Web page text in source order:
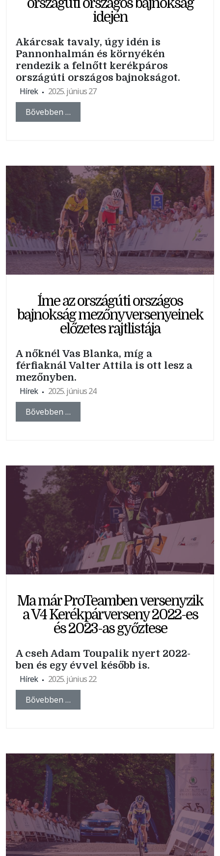
országúti országos bajnokság
idején
Akárcsak tavaly, úgy idén is
Pannonhalmán és környékén
rendezik a felnőtt kerékpáros
országúti országos bajnokságot.
Hírek
2025. június 27
Bővebben …
Íme az országúti országos
bajnokság mezőnyversenyeinek
előzetes rajtlistája
A nőknél Vas Blanka, míg a
férfiaknál Valter Attila is ott lesz a
mezőnyben.
Hírek
2025. június 24
Bővebben …
Ma már ProTeamben versenyzik
a V4 Kerékpárverseny 2022-es
és 2023-as győztese
A cseh Adam Toupalik nyert 2022-
ben és egy évvel később is.
Hírek
2025. június 22
Bővebben …